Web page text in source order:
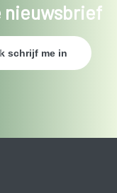
nieuwsbrief